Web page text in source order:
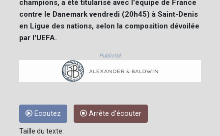
champions, a été titularisé avec l'équipe de France
contre le Danemark vendredi (20h45) à Saint-Denis
en Ligue des nations, selon la composition dévoilée
par l'UEFA.
Publicité
Ecoutez Arrête d'écouter
Taille du texte: